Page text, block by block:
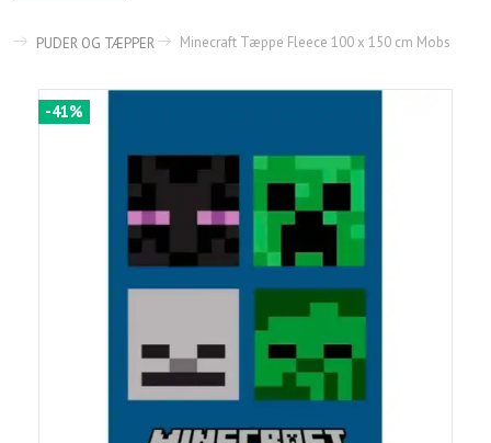
PUDER OG TÆPPER Minecraft Tæppe Fleece 100 x 150 cm Mobs
-41%